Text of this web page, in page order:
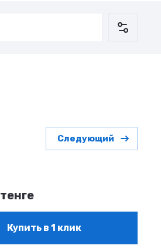
Следующий
тенге
Купить в 1 клик